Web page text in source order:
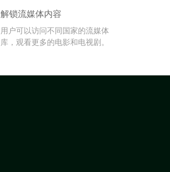
解锁流媒体内容
用户可以访问不同国家的流媒体
库，观看更多的电影和电视剧。